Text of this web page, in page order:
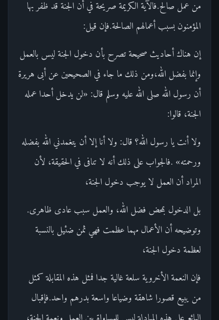
من عمل صالح.فالآية الكريمة صريحة في أن الجنة قد ظفر بها
المؤمنون بسبب أعمالهم الصالحة.فإن قيل:
إن هناك أحاديث صحيحة تصرح بأن دخول الجنة ليس بالعمل
وإنما بفضل الله،ومن ذلك ما جاء في الصحيحين عن أبى هريرة
أن رسول الله صلى الله عليه وسلم قال: «لن يدخل أحدا عمله
الجنة، قالوا:
ولا أنت يا رسول الله؟ قال: ولا أنا إلا أن يتغمدني الله بفضله
ورحمته» .فالجواب على ذلك أنه لا تنافى في الحقيقة، لأن
المراد أن العمل لا يوجب دخول الجنة،
بل الدخول بمحض فضل الله، والعمل سبب عادى ظاهرى.
وتوضيحه أن الأعمال مهما عظمت فهي ثمن ضئيل بالنسبة
لعظمة دخول الجنة،
فإن النعمة الأخروية سلعة غالية جدا فمثل هذه المقابلة كمثل
من يبيع قصورا شاهقة وضياعا واسعة بدرهم واحد.فإقبال
البائع على هذه المبادلة ليس للمساواة بين العمل ونعمة الجنة،